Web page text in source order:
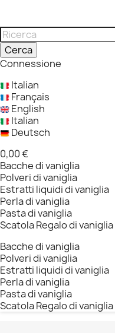
Cerca
Connessione
Italian
Français
English
Italian
Deutsch
0,00 €
Bacche di vaniglia
Polveri di vaniglia
Estratti liquidi di vaniglia
Perla di vaniglia
Pasta di vaniglia
Scatola Regalo di vaniglia
Bacche di vaniglia
Polveri di vaniglia
Estratti liquidi di vaniglia
Perla di vaniglia
Pasta di vaniglia
Scatola Regalo di vaniglia